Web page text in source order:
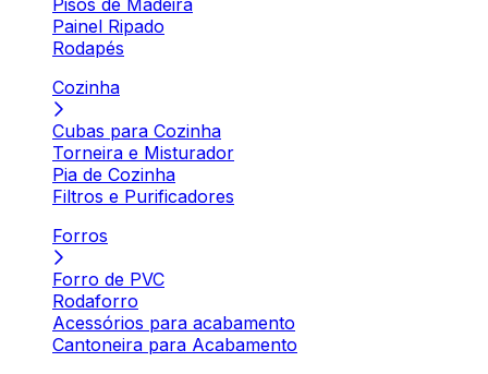
Pisos de Madeira
Painel Ripado
Rodapés
Cozinha
Cubas para Cozinha
Torneira e Misturador
Pia de Cozinha
Filtros e Purificadores
Forros
Forro de PVC
Rodaforro
Acessórios para acabamento
Cantoneira para Acabamento